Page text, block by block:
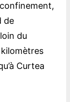
de
du
Curtea